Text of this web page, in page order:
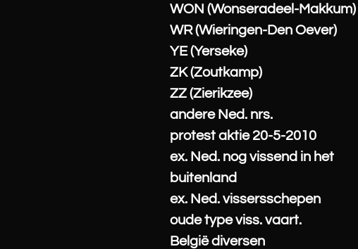
WON (Wonseradeel-Makkum)
WR (Wieringen-Den Oever)
YE (Yerseke)
ZK (Zoutkamp)
ZZ (Zierikzee)
andere Ned. nrs.
protest aktie 20-5-2010
ex. Ned. nog vissend in het
buitenland
ex. Ned. vissersschepen
oude type viss. vaart.
België diversen